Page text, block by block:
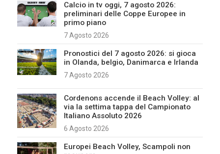
Calcio in tv oggi, 7 agosto 2026:
preliminari delle Coppe Europee in
primo piano
7 Agosto 2026
Pronostici del 7 agosto 2026: si gioca
in Olanda, belgio, Danimarca e Irlanda
7 Agosto 2026
Cordenons accende il Beach Volley: al
via la settima tappa del Campionato
Italiano Assoluto 2026
6 Agosto 2026
Europei Beach Volley, Scampoli non